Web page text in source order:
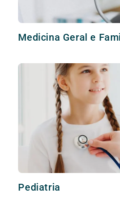
Medicina Geral e
Pediatria